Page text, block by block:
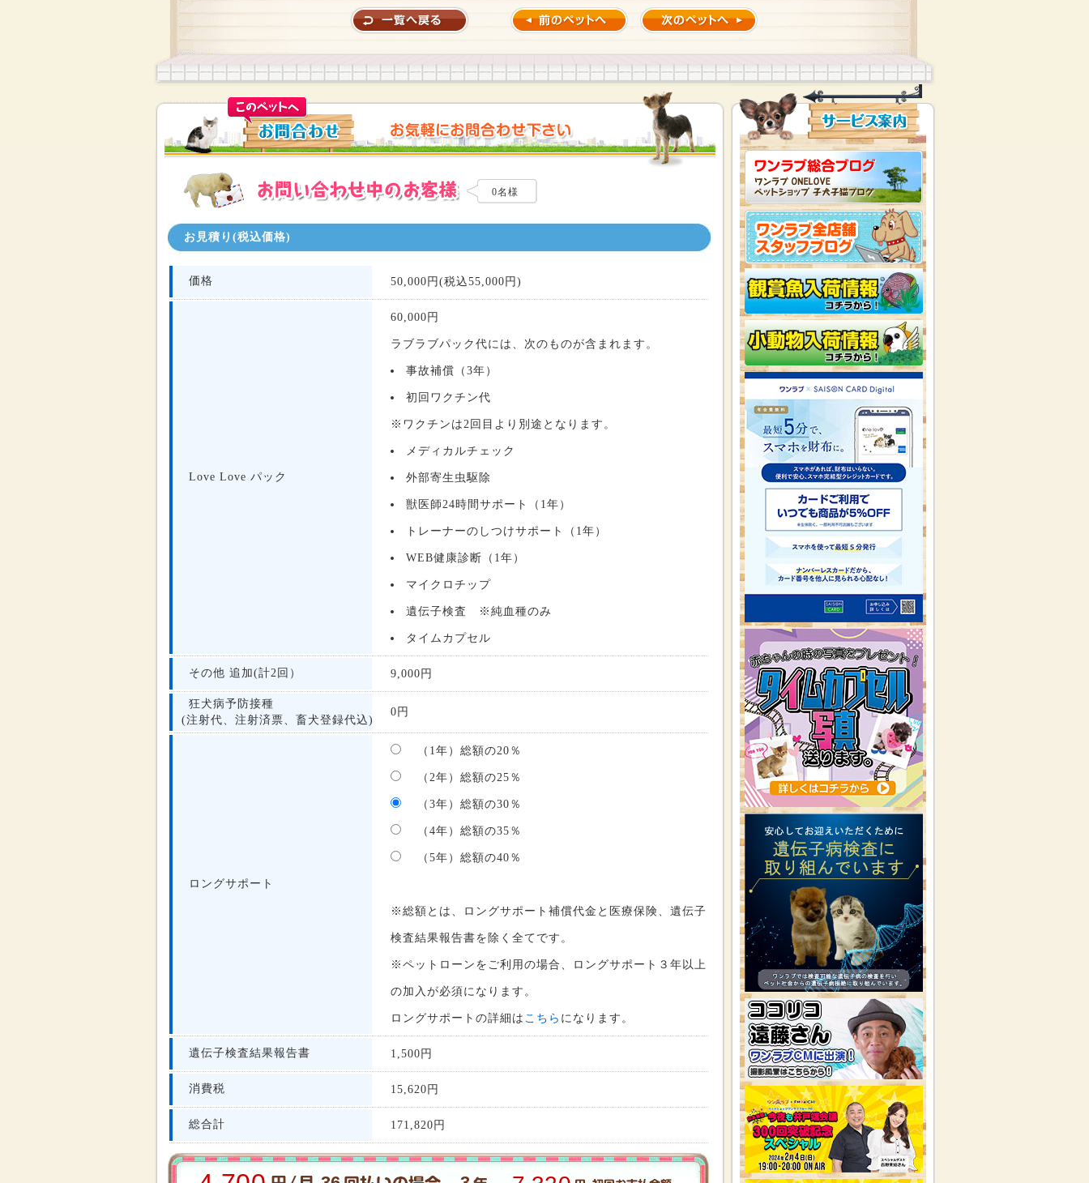
0名様
お見積り(税込価格)
価格 50,000円(税込55,000円)
Love Love パック
60,000 円
ラブラブパック代には、次のものが含まれます。
事故補償（3年）
初回ワクチン代
※ワクチンは2回目より別途となります。
メディカルチェック
外部寄生虫駆除
獣医師24時間サポート（1年）
トレーナーのしつけサポート（1年）
WEB健康診断（1年）
マイクロチップ
遺伝子検査 ※純血種のみ
タイムカプセル
その他 追加(計2回） 9,000 円
狂犬病予防接種
(注射代、注射済票、畜犬登録代込)
0 円
ロングサポート
（1年）総額の20％
（2年）総額の25％
（3年）総額の30％
（4年）総額の35％
（5年）総額の40％
※総額とは、ロングサポート補償代金と医療保険、遺伝子
検査結果報告書を除く全てです。
※ペットローンをご利用の場合、ロングサポート３年以上
の加入が必須になります。
ロングサポートの詳細は こちら になります。
遺伝子検査結果報告書 1,500円
消費税 15,620 円
総合計 171,820 円